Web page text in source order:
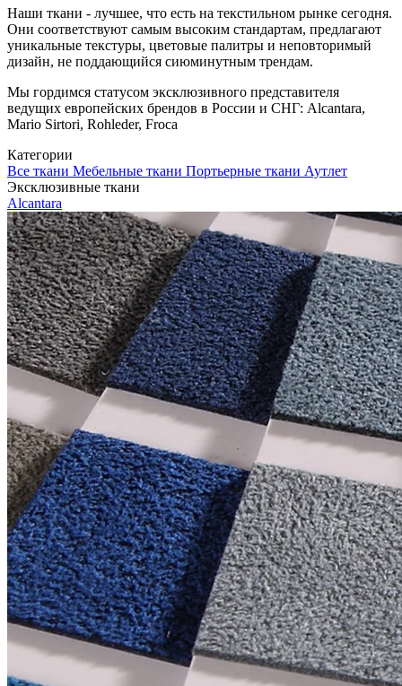
Наши ткани - лучшее, что есть на текстильном рынке сегодня.
Они соответствуют самым высоким стандартам, предлагают
уникальные текстуры, цветовые палитры и неповторимый
дизайн, не поддающийся сиюминутным трендам.
Мы гордимся статусом эксклюзивного представителя
ведущих европейских брендов в России и СНГ: Alcantara,
Mario Sirtori, Rohleder, Froca
Категории
Все ткани Мебельные ткани Портьерные ткани Аутлет
Эксклюзивные ткани
Alcantara